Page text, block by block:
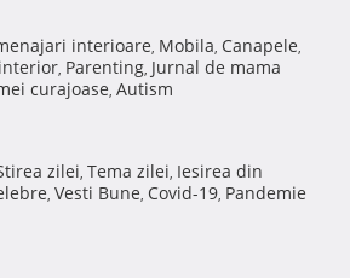
interioare, Mobila, Canapele,
, Parenting, Jurnal de mama
curajoase, Autism
zilei, Tema zilei, Iesirea din
, Vesti Bune, Covid-19, Pandemie